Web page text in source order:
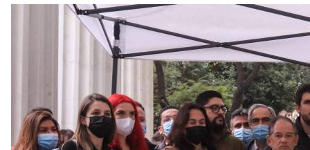
Radio en vivo Sostenibilidad
Tendencias Deportes
Entretención y Cultura Opinión
Dato en Pauta Señal 2
Contenido Patrocinado